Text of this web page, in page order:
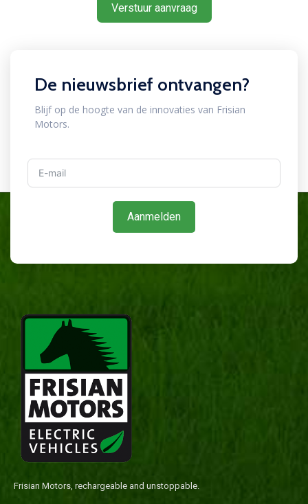
Verstuur aanvraag
De nieuwsbrief ontvangen?
Blijf op de hoogte van de innovaties van Frisian
Motors.
Aanmelden
Frisian Motors, rechargeable and unstoppable.